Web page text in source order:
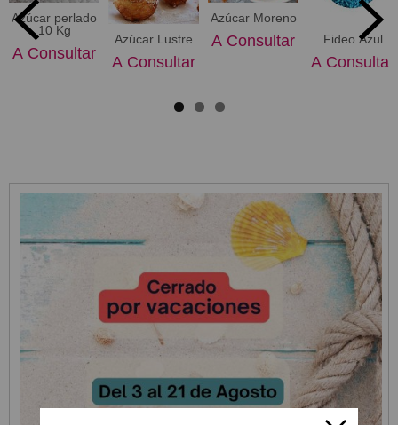
Azúcar perlado
10 Kg
A Consultar
Azúcar Lustre
A Consultar
Azúcar Moreno
A Consultar Fideo Azul
A Consultar